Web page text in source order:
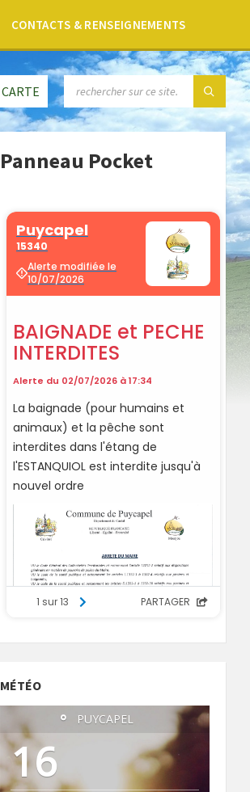
CONTACTS & RENSEIGNEMENTS
CARTE
Panneau Pocket
MÉTÉO
PUYCAPEL
16
°